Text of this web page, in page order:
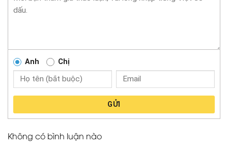
Anh Chị
GỬI
Không có bình luận nào